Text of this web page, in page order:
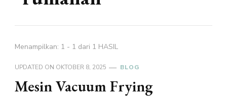
Menampilkan: 1 - 1 dari 1 HASIL
UPDATED ON OKTOBER 8, 2025 BLOG
Mesin Vacuum Frying